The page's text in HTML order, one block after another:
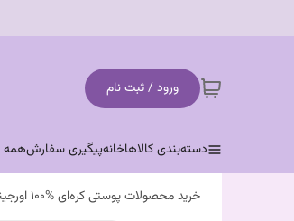
ورود / ثبت نام
دسته‌بندی کالاهاخانهپیگیری سفارشهمه
خرید محصولات پوستی کره‌ای %100 اورجینال... زیبایی کالا